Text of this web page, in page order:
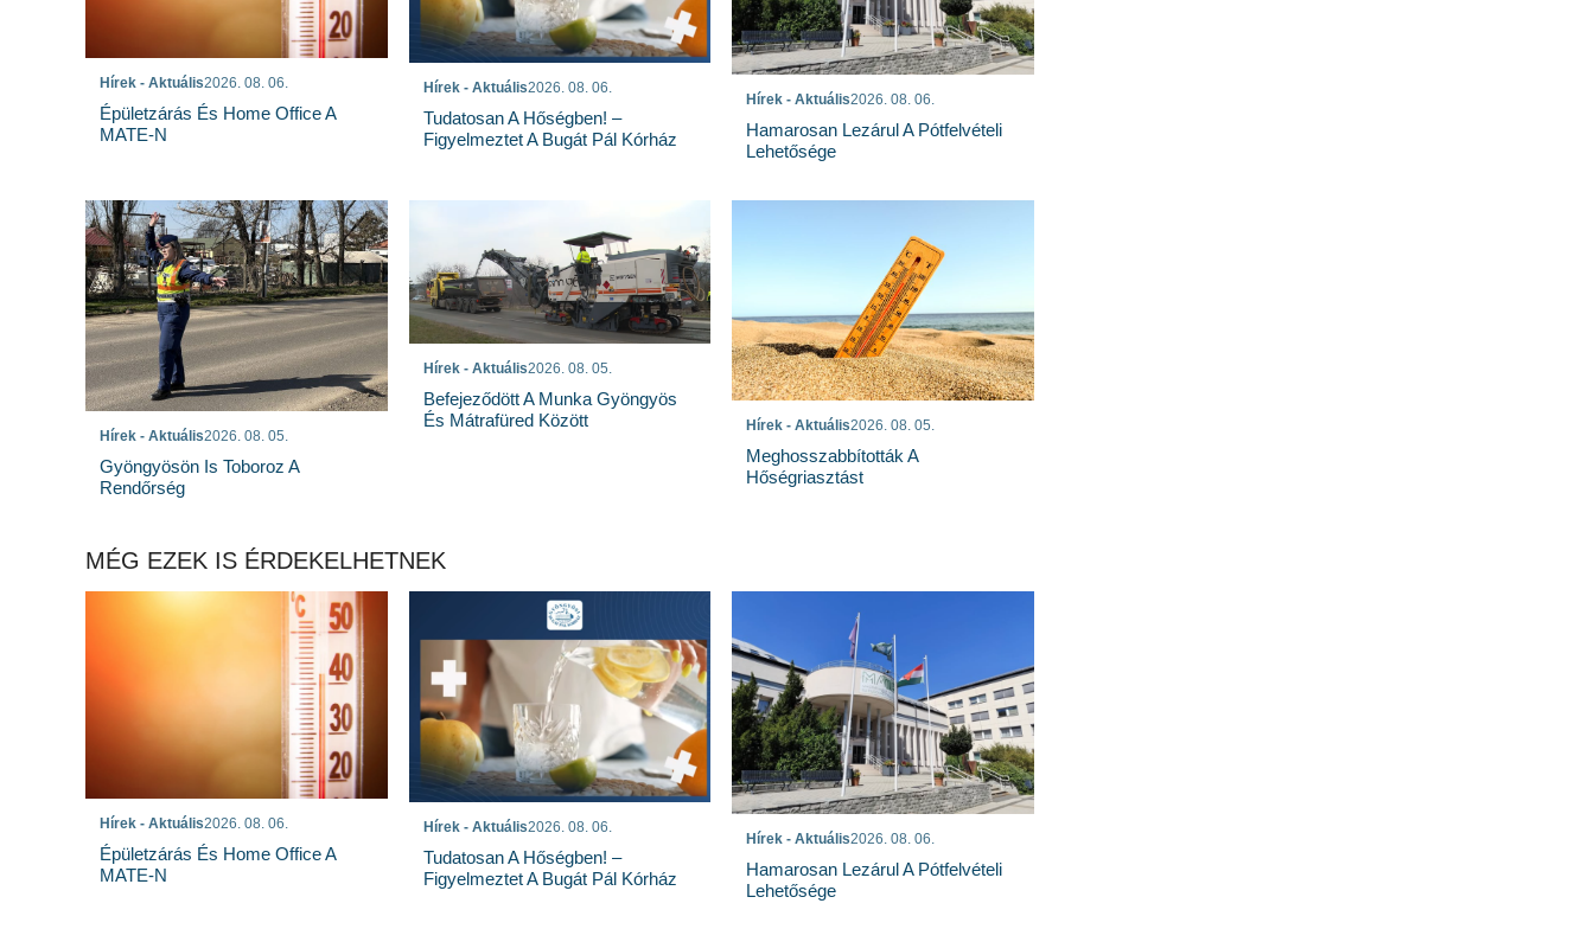
Hírek - Aktuális2026. 08. 06.
Épületzárás És Home Office A
MATE-N
Hírek - Aktuális2026. 08. 06.
Tudatosan A Hőségben! –
Figyelmeztet A Bugát Pál Kórház
Hírek - Aktuális2026. 08. 06.
Hamarosan Lezárul A Pótfelvételi
Lehetősége
Hírek - Aktuális2026. 08. 05.
Gyöngyösön Is Toboroz A
Rendőrség
Hírek - Aktuális2026. 08. 05.
Befejeződött A Munka Gyöngyös
És Mátrafüred Között
Hírek - Aktuális2026. 08. 05.
Meghosszabbították A
Hőségriasztást
MÉG EZEK IS ÉRDEKELHETNEK
Hírek - Aktuális2026. 08. 06.
Épületzárás És Home Office A
MATE-N
Hírek - Aktuális2026. 08. 06.
Tudatosan A Hőségben! –
Figyelmeztet A Bugát Pál Kórház
Hírek - Aktuális2026. 08. 06.
Hamarosan Lezárul A Pótfelvételi
Lehetősége